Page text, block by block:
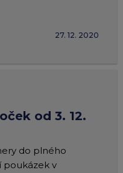
27. 12. 2020
od 3. 12.
do plného
poukázek v